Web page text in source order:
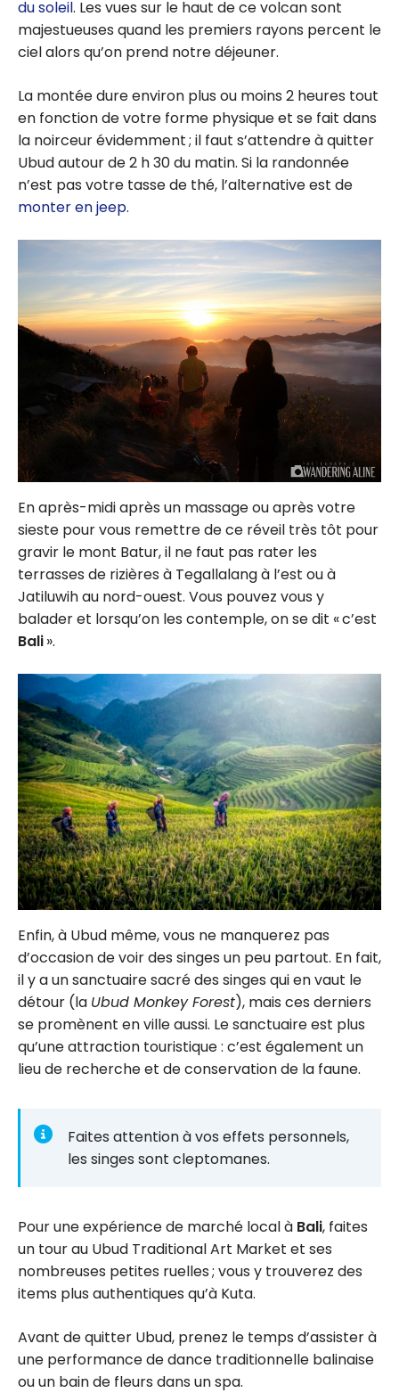
du soleil. Les vues sur le haut de ce volcan sont
majestueuses quand les premiers rayons percent le
ciel alors qu’on prend notre déjeuner.
La montée dure environ plus ou moins 2 heures tout
en fonction de votre forme physique et se fait dans
la noirceur évidemment ; il faut s’attendre à quitter
Ubud autour de 2 h 30 du matin. Si la randonnée
n’est pas votre tasse de thé, l’alternative est de
monter en jeep.
En après-midi après un massage ou après votre
sieste pour vous remettre de ce réveil très tôt pour
gravir le mont Batur, il ne faut pas rater les
terrasses de rizières à Tegallalang à l’est ou à
Jatiluwih au nord-ouest. Vous pouvez vous y
balader et lorsqu’on les contemple, on se dit « c’est
Bali».
Enfin, à Ubud même, vous ne manquerez pas
d’occasion de voir des singes un peu partout. En fait,
il y a un sanctuaire sacré des singes qui en vaut le
détour (la Ubud Monkey Forest), mais ces derniers
se promènent en ville aussi. Le sanctuaire est plus
qu’une attraction touristique : c’est également un
lieu de recherche et de conservation de la faune.
Faites attention à vos effets personnels,
les singes sont cleptomanes.
Pour une expérience de marché local à Bali, faites
un tour au Ubud Traditional Art Market et ses
nombreuses petites ruelles ; vous y trouverez des
items plus authentiques qu’à Kuta.
Avant de quitter Ubud, prenez le temps d’assister à
une performance de dance traditionnelle balinaise
ou un bain de fleurs dans un spa.